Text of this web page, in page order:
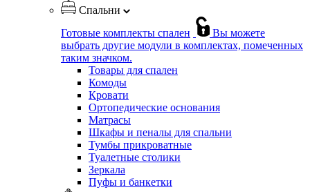
Спальни
Готовые комплекты спален
Вы можете
выбрать другие модули в комплектах, помеченных
таким значком.
Товары для спален
Комоды
Кровати
Ортопедические основания
Матрасы
Шкафы и пеналы для спальни
Тумбы прикроватные
Туалетные столики
Зеркала
Пуфы и банкетки